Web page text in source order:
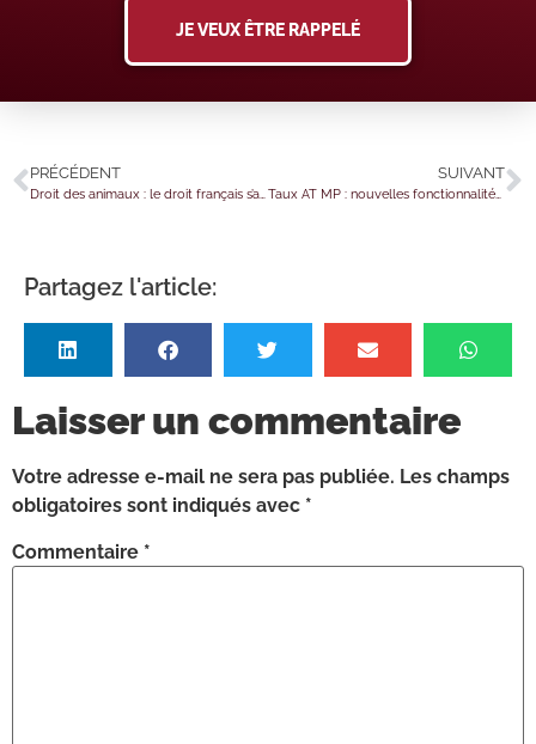
JE VEUX ÊTRE RAPPELÉ
PRÉCÉDENT
Droit des animaux : le droit français s’adapte
SUIVANT
Taux AT MP : nouvelles fonctionnalités disponibles
Partagez l'article:
Laisser un commentaire
Votre adresse e-mail ne sera pas publiée. Les champs
obligatoires sont indiqués avec *
Commentaire *